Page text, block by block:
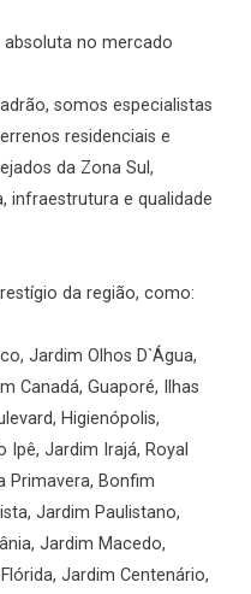
absoluta no mercado
somos especialistas
residenciais e
da Zona Sul,
infraestrutura e qualidade
da região, como:
Jardim Olhos D`Água,
Canadá, Guaporé, Ilhas
Higienópolis,
Jardim Irajá, Royal
Primavera, Bonfim
Jardim Paulistano,
Jardim Macedo,
Jardim Centenário,